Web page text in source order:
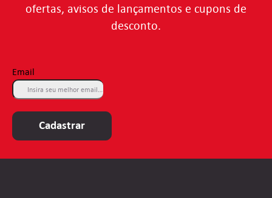
ofertas, avisos de lançamentos e cupons de
desconto.
Email
Cadastrar